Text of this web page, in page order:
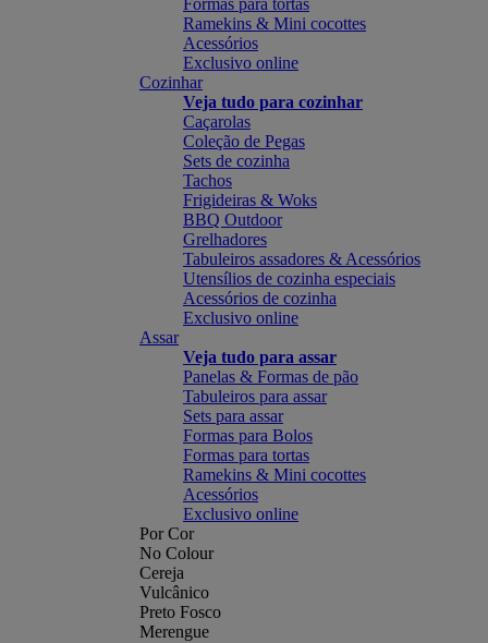
Formas para tortas
Ramekins & Mini cocottes
Acessórios
Exclusivo online
Cozinhar
Veja tudo para cozinhar
Caçarolas
Coleção de Pegas
Sets de cozinha
Tachos
Frigideiras & Woks
BBQ Outdoor
Grelhadores
Tabuleiros assadores & Acessórios
Utensílios de cozinha especiais
Acessórios de cozinha
Exclusivo online
Assar
Veja tudo para assar
Panelas & Formas de pão
Tabuleiros para assar
Sets para assar
Formas para Bolos
Formas para tortas
Ramekins & Mini cocottes
Acessórios
Exclusivo online
Por Cor
No Colour
Cereja
Vulcânico
Preto Fosco
Merengue